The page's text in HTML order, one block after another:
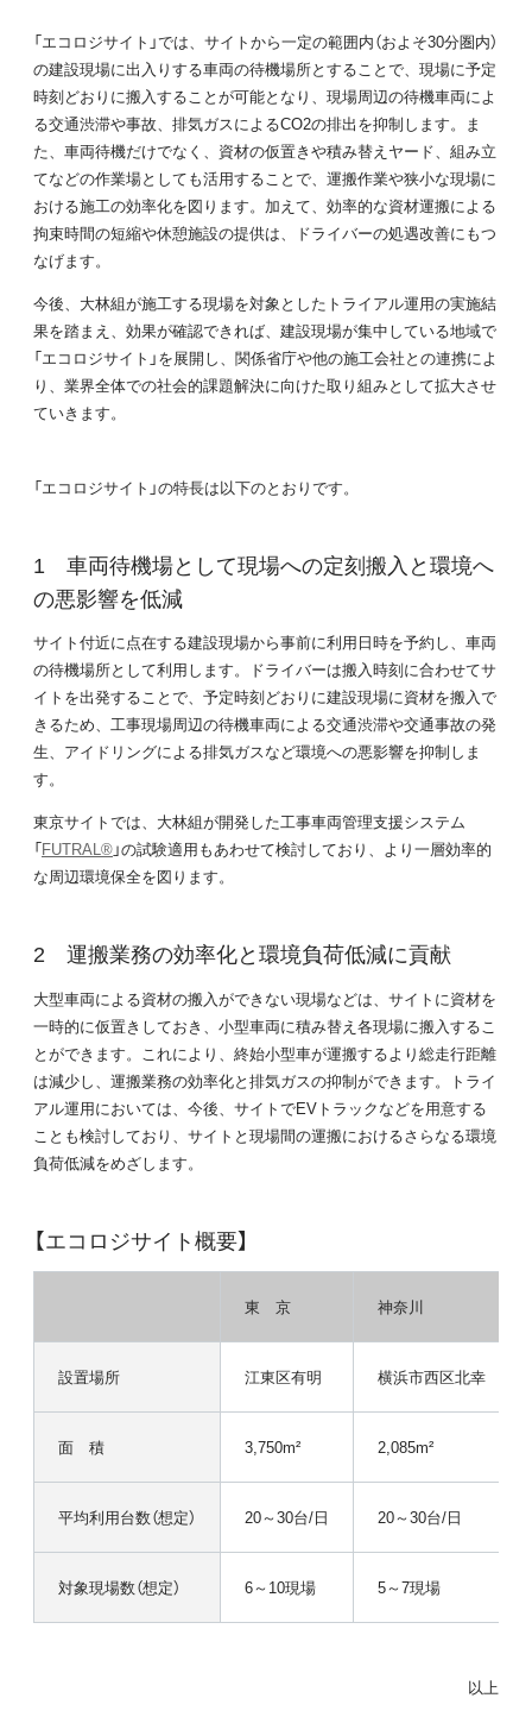
「エコロジサイト」では、サイトから一定の範囲内（およそ30分圏内）
の建設現場に出入りする車両の待機場所とすることで、現場に予定
時刻どおりに搬入することが可能となり、現場周辺の待機車両によ
る交通渋滞や事故、排気ガスによるCO2の排出を抑制します。ま
た、車両待機だけでなく、資材の仮置きや積み替えヤード、組み立
てなどの作業場としても活用することで、運搬作業や狭小な現場に
おける施工の効率化を図ります。加えて、効率的な資材運搬による
拘束時間の短縮や休憩施設の提供は、ドライバーの処遇改善にもつ
なげます。
今後、大林組が施工する現場を対象としたトライアル運用の実施結
果を踏まえ、効果が確認できれば、建設現場が集中している地域で
「エコロジサイト」を展開し、関係省庁や他の施工会社との連携によ
り、業界全体での社会的課題解決に向けた取り組みとして拡大させ
ていきます。
「エコロジサイト」の特長は以下のとおりです。
車両待機場として現場への定刻搬入と環境へ
の悪影響を低減
サイト付近に点在する建設現場から事前に利用日時を予約し、車両
の待機場所として利用します。ドライバーは搬入時刻に合わせてサ
イトを出発することで、予定時刻どおりに建設現場に資材を搬入で
きるため、工事現場周辺の待機車両による交通渋滞や交通事故の発
生、アイドリングによる排気ガスなど環境への悪影響を抑制しま
す。
東京サイトでは、大林組が開発した工事車両管理支援システム
「FUTRAL®」の試験適用もあわせて検討しており、より一層効率的
な周辺環境保全を図ります。
運搬業務の効率化と環境負荷低減に貢献
大型車両による資材の搬入ができない現場などは、サイトに資材を
一時的に仮置きしておき、小型車両に積み替え各現場に搬入するこ
とができます。これにより、終始小型車が運搬するより総走行距離
は減少し、運搬業務の効率化と排気ガスの抑制ができます。トライ
アル運用においては、今後、サイトでEVトラックなどを用意する
ことも検討しており、サイトと現場間の運搬におけるさらなる環境
負荷低減をめざします。
【エコロジサイト概要】
東 京 神奈川
設置場所 江東区有明 横浜市西区北幸
面 積 3,750m² 2,085m²
平均利用台数（想定） 20～30台/日 20～30台/日
対象現場数（想定） 6～10現場 5～7現場
以上